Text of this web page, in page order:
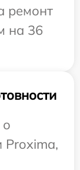
ремонт
на 36
Proxima,